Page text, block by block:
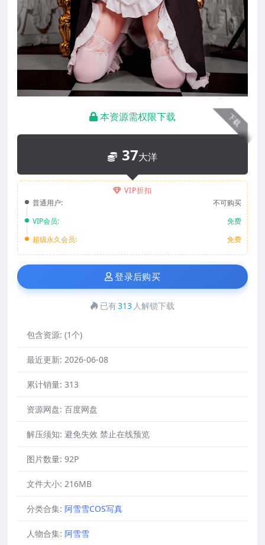
下载
本资源需权限下载
37大洋
VIP折扣
普通用户:
不可购买
VIP会员:
免费
超级永久会员:
免费
登录后购买
已有313 人解锁下载
包含资源: (1个)
最近更新: 2026-06-08
累计销量: 313
资源网盘: 百度网盘
解压须知: 避免失效 禁止在线预览
图片数量: 92P
文件大小: 216MB
分类合集: 阿雪雪COS写真
人物合集: 阿雪雪